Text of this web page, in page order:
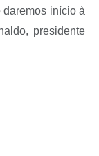
daremos início à
presidente